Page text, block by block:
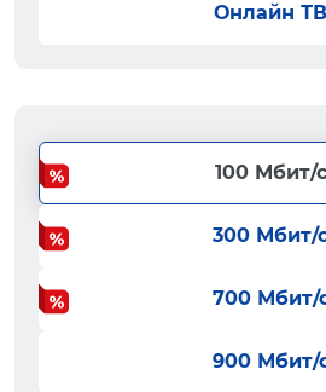
Онлайн ТВ
100 Мбит/с
300 Мбит/
700 Мбит/
900 Мбит/